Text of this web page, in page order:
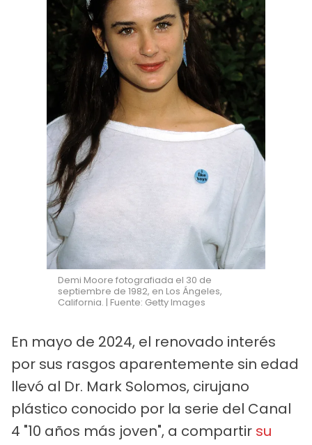
Demi Moore fotografiada el 30 de
septiembre de 1982, en Los Ángeles,
California. | Fuente: Getty Images
En mayo de 2024, el renovado interés
por sus rasgos aparentemente sin edad
llevó al Dr. Mark Solomos, cirujano
plástico conocido por la serie del Canal
4 "10 años más joven", a compartir su